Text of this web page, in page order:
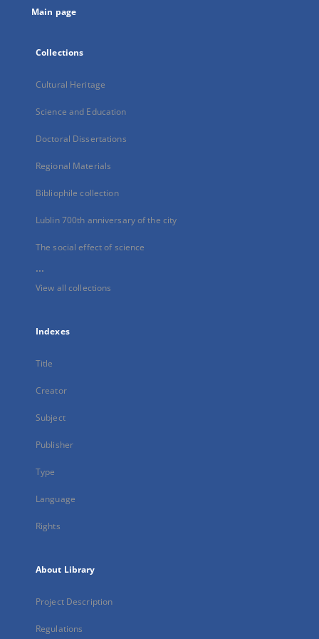
Main page
Collections
Cultural Heritage
Science and Education
Doctoral Dissertations
Regional Materials
Bibliophile collection
Lublin 700th anniversary of the city
The social effect of science
...
View all collections
Indexes
Title
Creator
Subject
Publisher
Type
Language
Rights
About Library
Project Description
Regulations